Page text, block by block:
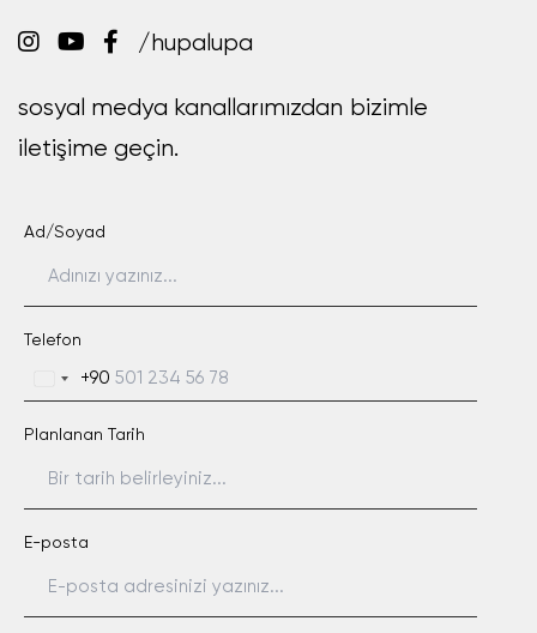
/hupalupa
sosyal medya kanallarımızdan bizimle
iletişime geçin.
Ad/Soyad
Telefon
+90
Planlanan Tarih
E-posta